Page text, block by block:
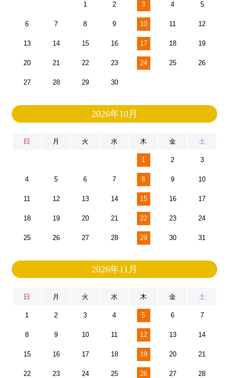
1 2 3 4 5
6 7 8 9 10 11 12
13 14 15 16 17 18 19
20 21 22 23 24 25 26
27 28 29 30
2026年10月
日 月 火 水 木 金 土
1 2 3
4 5 6 7 8 9 10
11 12 13 14 15 16 17
18 19 20 21 22 23 24
25 26 27 28 29 30 31
2026年11月
日 月 火 水 木 金 土
1 2 3 4 5 6 7
8 9 10 11 12 13 14
15 16 17 18 19 20 21
22 23 24 25 26 27 28